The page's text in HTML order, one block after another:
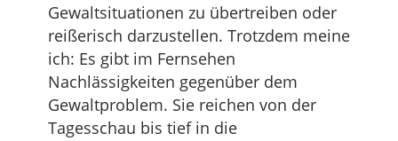
Gewaltsituationen zu übertreiben oder
reißerisch darzustellen. Trotzdem meine
ich: Es gibt im Fernsehen
Nachlässigkeiten gegenüber dem
Gewaltproblem. Sie reichen von der
Tagesschau bis tief in die